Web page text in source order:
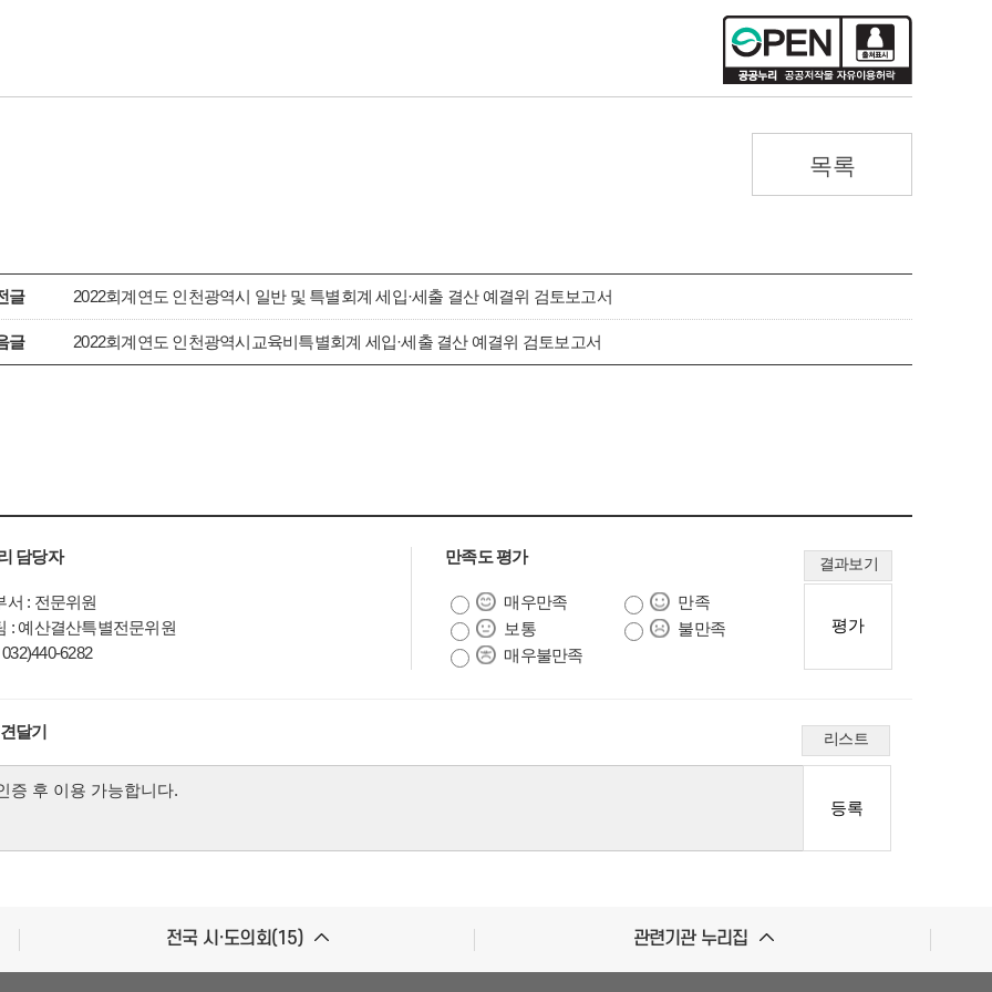
목록
글 2022회계연도 인천광역시 일반 및 특별회계 세입·세출 결산 예결위 검토보고서
글 2022회계연도 인천광역시교육비특별회계 세입·세출 결산 예결위 검토보고서
담당자
서 : 전문위원
: 예산결산특별전문위원
6282
만족도 평가 결과보기
매우만족
만족
보통
불만족
매우불만족
달기 리스트
전국 시·도의회(15) 관련기관 누리집